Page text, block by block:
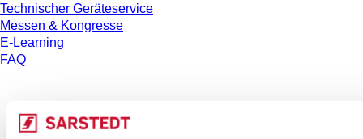
Technischer Geräteservice
Messen & Kongresse
E-Learning
FAQ
Download